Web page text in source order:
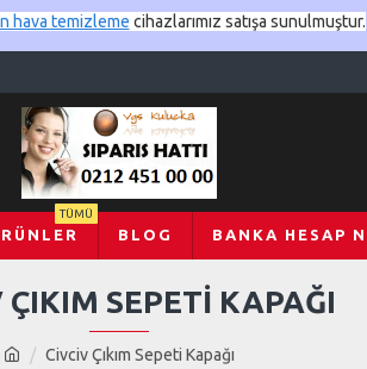
hava temizleme cihazlarımız satışa sunulmuştur.
TÜMÜ
BLOG BANKA HESAP
Civciv Çıkım Sepeti Kapağı
ÇIKIM SEPETI KAPAĞI